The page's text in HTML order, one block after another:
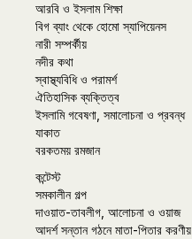
আরবি ও ইসলাম শিক্ষা
বিগ ব্যাং থেকে হোমো স্যাপিয়েনস
নারী সম্পর্কীয়
নদীর কথা
স্বাস্থ্যবিধি ও পরামর্শ
ঐতিহাসিক ব্যক্তিত্ব
ইসলামি গবেষণা, সমালোচনা ও প্রবন্ধ
যাকাত
বরকতময় রমজান
কন্টেস্ট
সমকালীন গল্প
দাওয়াত-তাবলীগ, আলোচনা ও ওয়াজ
আদর্শ সন্তান গঠনে মাতা-পিতার করণীয়